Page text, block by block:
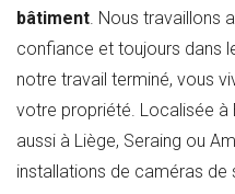
bâtiment. Nous travaillons
confiance et toujours dans
notre travail terminé, vous
votre propriété. Localisée à
aussi à Liège, Seraing ou
installations de caméras de